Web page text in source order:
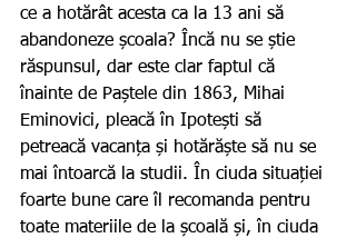
ce a hotărât acesta ca la 13 ani să
abandoneze școala? Încă nu se știe
răspunsul, dar este clar faptul că
înainte de Paștele din 1863, Mihai
Eminovici, pleacă în Ipotești să
petreacă vacanța și hotărăște să nu se
mai întoarcă la studii. În ciuda situației
foarte bune care îl recomanda pentru
toate materiile de la școală și, în ciuda